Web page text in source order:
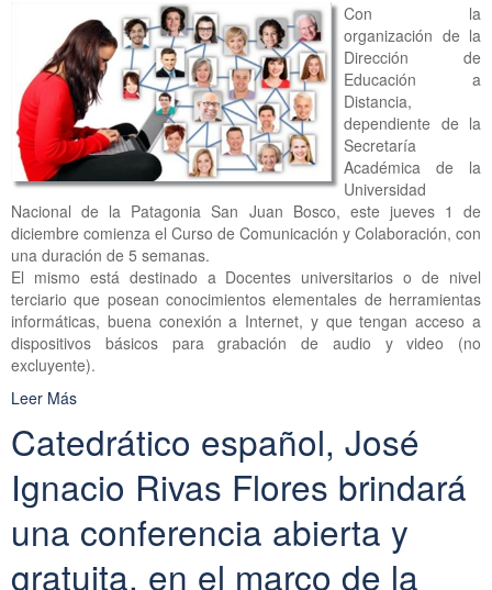
Con la
organización de la
Dirección de
Educación a
Distancia,
dependiente de la
Secretaría
Académica de la
Universidad
Nacional de la Patagonia San Juan Bosco, este jueves 1 de
diciembre comienza el Curso de Comunicación y Colaboración, con
una duración de 5 semanas.
El mismo está destinado a Docentes universitarios o de nivel
terciario que posean conocimientos elementales de herramientas
informáticas, buena conexión a Internet, y que tengan acceso a
dispositivos básicos para grabación de audio y video (no
excluyente).
Leer Más
Catedrático español, José
Ignacio Rivas Flores brindará
una conferencia abierta y
gratuita, en el marco de la